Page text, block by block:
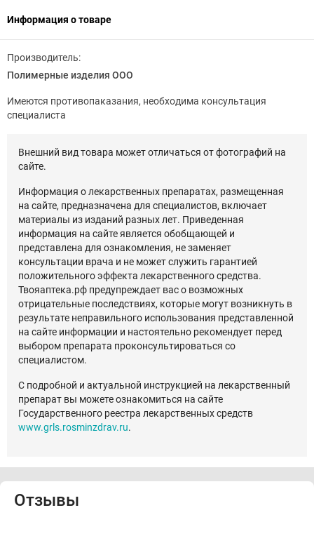
Информация о товаре
Производитель:
Полимерные изделия ООО
Имеются противопаказания, необходима консультация
специалиста
Внешний вид товара может отличаться от фотографий на
сайте.
Информация о лекарственных препаратах, размещенная
на сайте, предназначена для специалистов, включает
материалы из изданий разных лет. Приведенная
информация на сайте является обобщающей и
представлена для ознакомления, не заменяет
консультации врача и не может служить гарантией
положительного эффекта лекарственного средства.
Твояаптека.рф предупреждает вас о возможных
отрицательные последствиях, которые могут возникнуть в
результате неправильного использования представленной
на сайте информации и настоятельно рекомендует перед
выбором препарата проконсультироваться со
специалистом.
С подробной и актуальной инструкцией на лекарственный
препарат вы можете ознакомиться на сайте
Государственного реестра лекарственных средств
www.grls.rosminzdrav.ru.
Отзывы